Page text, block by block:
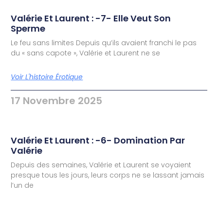
Valérie Et Laurent : -7- Elle Veut Son
Sperme
Le feu sans limites Depuis qu’ils avaient franchi le pas
du « sans capote », Valérie et Laurent ne se
Voir L'histoire Érotique
17 Novembre 2025
Valérie Et Laurent : -6- Domination Par
Valérie
Depuis des semaines, Valérie et Laurent se voyaient
presque tous les jours, leurs corps ne se lassant jamais
l’un de